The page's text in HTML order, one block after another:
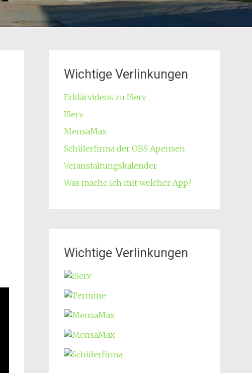
Wichtige Verlinkungen
Erklärvideos zu IServ
IServ
MensaMax
Schülerfirma der OBS Apensen
Veranstaltungskalender
Was mache ich mit welcher App?
Wichtige Verlinkungen